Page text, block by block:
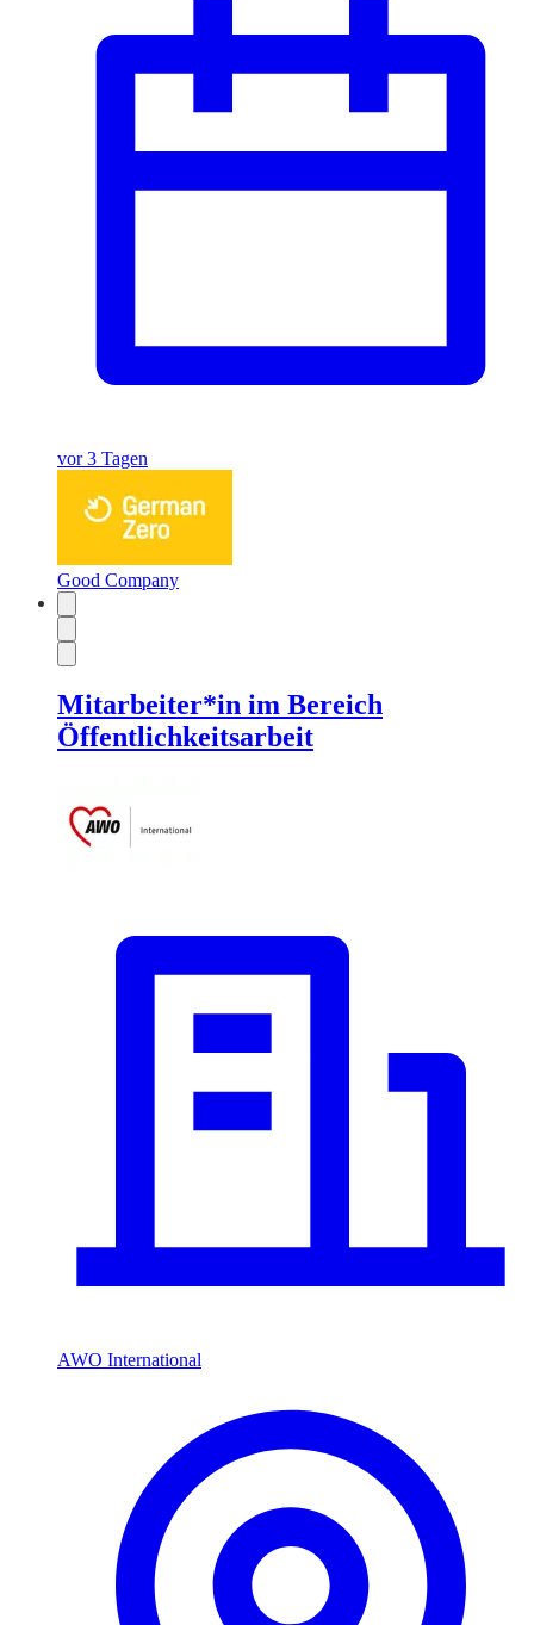
vor 3 Tagen
Good Company
Mitarbeiter*in im Bereich
Öffentlichkeitsarbeit
AWO International